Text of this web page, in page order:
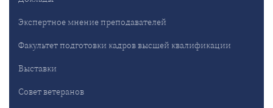
Экспертное мнение преподавателей
Факультет подготовки кадров высшей квалификации
Выставки
Совет ветеранов